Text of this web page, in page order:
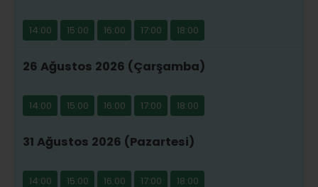
14:00 15:00 16:00 17:00 18:00
26 Ağustos 2026 (Çarşamba)
14:00 15:00 16:00 17:00 18:00
31 Ağustos 2026 (Pazartesi)
14:00 15:00 16:00 17:00 18:00